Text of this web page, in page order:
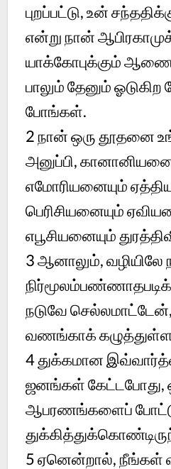
புறப்பட்டு, உன்
என்று நான்
யாக்கோபுக்கும்
பாலும் தேனும் ஓடுகிற
போங்கள்.
2நான் ஒரு தூதனை
அனுப்பி,
எமோரியனையும்
பெரிசியனையும்
எபூசியனையும்
3ஆனாலும்,
நடுவே
வணங்காக்
4துக்கமான
ஜனங்கள் கேட்டபோது,
ஆபரணங்களைப்
5ஏனென்றால்,